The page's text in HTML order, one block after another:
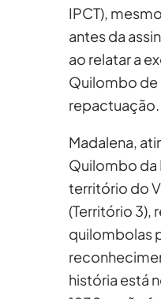
IPCT),
antes da
ao relatar a
Quilombo de
repactuação.
Madalena,
Quilombo da
território do
(Território 3),
quilombolas
história está